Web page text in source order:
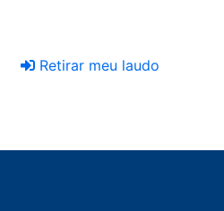
Retirar meu laudo